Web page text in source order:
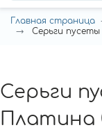
Главная страница
Серьги пусеты
Серьги
Платина